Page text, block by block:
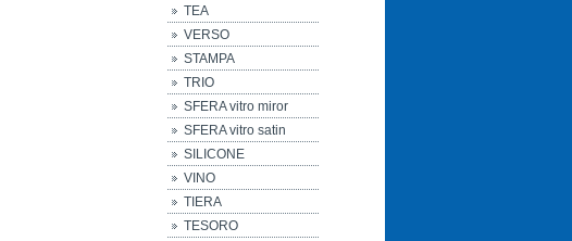
TEA
VERSO
STAMPA
TRIO
SFERA vitro miror
SFERA vitro satin
SILICONE
VINO
TIERA
TESORO